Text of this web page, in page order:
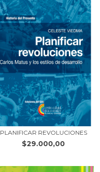
PLANIFICAR REVOLUCIONES
$29.000,00